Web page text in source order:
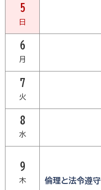
5
日
6
月
7
火
8
水
9
木 倫理と法令遵守